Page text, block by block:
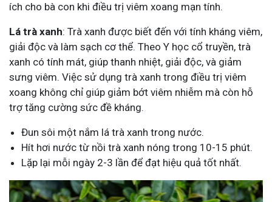
ích cho bà con khi điều trị viêm xoang mạn tính.
Lá trà xanh: Trà xanh được biết đến với tính kháng viêm,
giải độc và làm sạch cơ thể. Theo Y học cổ truyền, trà
xanh có tính mát, giúp thanh nhiệt, giải độc, và giảm
sưng viêm. Việc sử dụng trà xanh trong điều trị viêm
xoang không chỉ giúp giảm bớt viêm nhiễm mà còn hỗ
trợ tăng cường sức đề kháng.
Đun sôi một nắm lá trà xanh trong nước.
Hít hơi nước từ nồi trà xanh nóng trong 10-15 phút.
Lặp lại mỗi ngày 2-3 lần để đạt hiệu quả tốt nhất.